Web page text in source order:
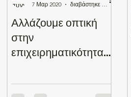
Αλλάζουμε οπτική
στην
επιχειρηματικότητα...
7 Μαρ 2020
διαβάστηκε 0 λεπτά